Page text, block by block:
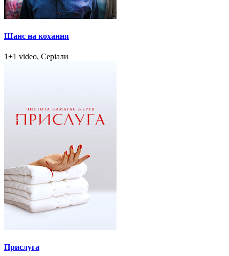
Шанс на кохання
1+1 video, Серіали
Прислуга